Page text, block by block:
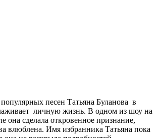
песен Татьяна Буланова в
личную жизнь. В одном из шоу на
она сделала откровенное признание,
влюблена. Имя избранника Татьяна пока